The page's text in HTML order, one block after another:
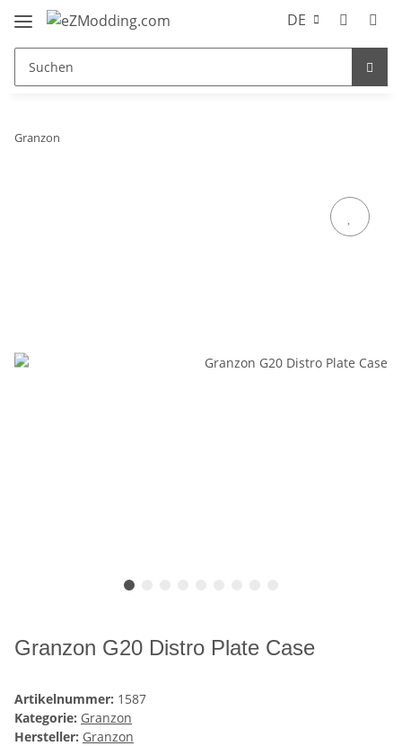
DE
Granzon
Granzon G20 Distro Plate Case
Artikelnummer: 1587
Kategorie: Granzon
Hersteller: Granzon